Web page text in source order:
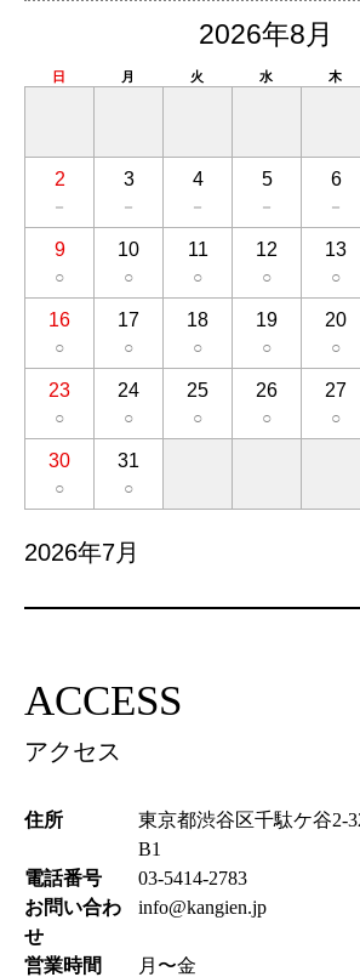
2026年8月
日 月 火 水 木
2
－
3
－
4
－
5
－
6
－
9
○
10
○
11
○
12
○
13
○
16
○
17
○
18
○
19
○
20
○
23
○
24
○
25
○
26
○
27
○
30
○
31
○
2026年7月
ACCESS
アクセス
住所
東京都渋谷区千駄ケ谷2-
B1
電話番号
03-5414-2783
お問い合わ
せ
info@kangien.jp
営業時間
月〜金